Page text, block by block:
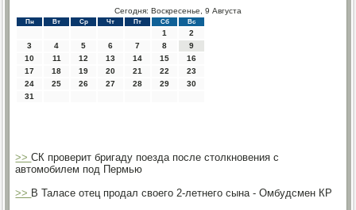
Сегодня: Воскресенье, 9 Августа
Пн Вт Ср Чт Пт Сб Вс
1
2
3
4 5 6 7 8
9
10
11 12 13 14 15
16
17
18 19 20 21 22
23
24
25 26 27 28 29
30
31
>>СК проверит бригаду поезда после столкновения с
автомобилем под Пермью
>> В Таласе отец продал своего 2-летнего сына - Омбудсмен КР